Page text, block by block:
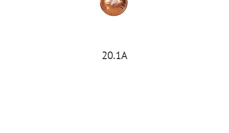
20.1A